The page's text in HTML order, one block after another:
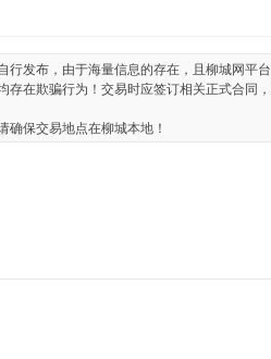
发布，由于海量信息的存在，且柳城网平
在欺骗行为！交易时应签订相关正式合同
确保交易地点在柳城本地！